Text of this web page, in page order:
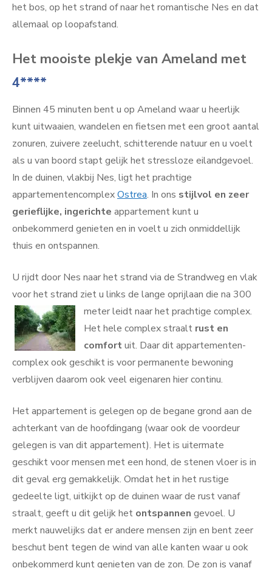
het bos, op het strand of naar het romantische Nes en dat
allemaal op loopafstand.
Het mooiste plekje van Ameland met
4****
Binnen 45 minuten bent u op Ameland waar u heerlijk
kunt uitwaaien, wandelen en fietsen met een groot aantal
zonuren, zuivere zeelucht, schitterende natuur en u voelt
als u van boord stapt gelijk het stressloze eilandgevoel.
In de duinen, vlakbij Nes, ligt het prachtige
appartementencomplexOstrea. In ons stijlvol en zeer
gerieflijke, ingerichte appartement kunt u
onbekommerd genieten en in voelt u zich onmiddellijk
thuis en ontspannen.
U rijdt door Nes naar het strand via de Strandweg en vlak
voor het strand ziet u links de lange oprijlaan die na 300
meter leidt naar het prachtige complex.
Het hele complex straalt rust en
comfortuit. Daar dit appartementen-
complex ook geschikt is voor permanente bewoning
verblijven daarom ook veel eigenaren hier continu.
Het appartement is gelegen op de begane grond aan de
achterkant van de hoofdingang (waar ook de voordeur
gelegen is van dit appartement). Het is uitermate
geschikt voor mensen met een hond, de stenen vloer is in
dit geval erg gemakkelijk. Omdat het in het rustige
gedeelte ligt, uitkijkt op de duinen waar de rust vanaf
straalt, geeft u dit gelijk het ontspannen gevoel. U
merkt nauwelijks dat er andere mensen zijn en bent zeer
beschut bent tegen de wind van alle kanten waar u ook
onbekommerd kunt genieten van de zon. De zon is vanaf